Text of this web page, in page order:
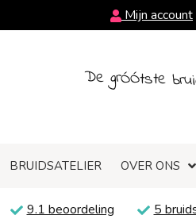
Mijn account
De grÓÓtste
BRUIDSATELIER OVER ONS
9.1 beoordeling 5